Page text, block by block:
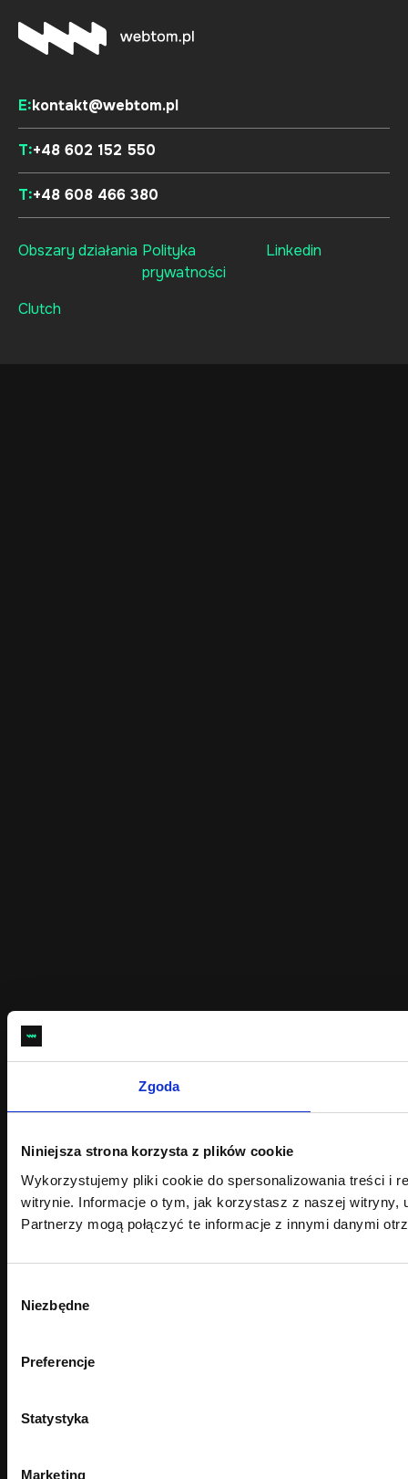
Zgoda
Niniejsza strona korzysta z plików cookie
Wykorzystujemy pliki cookie do spersonalizowania treści i
witrynie. Informacje o tym, jak korzystasz z naszej witryny,
Partnerzy mogą połączyć te informacje z innymi danymi
zgody
Niezbędne
Preferencje
Statystyka
Marketing
E:kontakt@webtom.pl
T:+48 602 152 550
T:+48 608 466 380
Obszary działania Polityka
prywatności
Linkedin
Clutch